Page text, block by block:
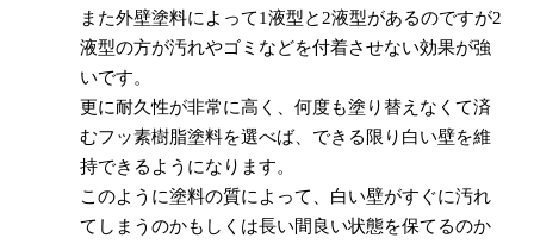
また外壁塗料によって1液型と2液型があるのですが2
液型の方が汚れやゴミなどを付着させない効果が強
いです。
更に耐久性が非常に高く、何度も塗り替えなくて済
むフッ素樹脂塗料を選べば、できる限り白い壁を維
持できるようになります。
このように塗料の質によって、白い壁がすぐに汚れ
てしまうのかもしくは長い間良い状態を保てるのか